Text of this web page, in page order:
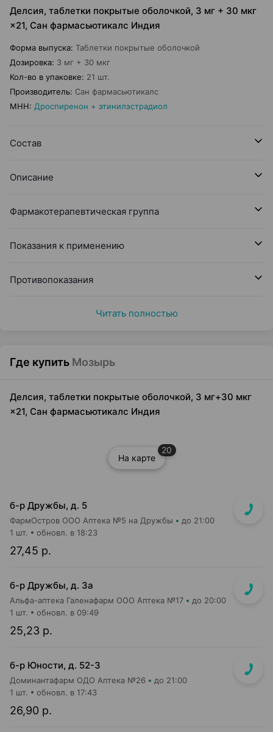
Делсия, таблетки покрытые оболочкой, 3 мг + 30 мкг
×21, Сан фармасьютикалс Индия
Форма выпуска: Таблетки покрытые оболочкой
Дозировка: 3 мг + 30 мкг
Кол-во в упаковке: 21 шт.
Производитель: Сан фармасьютикалс
МНН: Дроспиренон + этинилэстрадиол
Состав
Описание
Фармакотерапевтическая группа
Показания к применению
Противопоказания
Читать полностью
Где купить Мозырь
Делсия, таблетки покрытые оболочкой, 3 мг+30 мкг
×21, Сан фармасьютикалс Индия
На карте
20
б-р Дружбы, д. 5
ФармОстров ООО Аптека №5 на Дружбы до 21:00
27,45 р.
1 шт. обновл. в 18:23
б-р Дружбы, д. 3а
Альфа-аптека Галенафарм ООО Аптека №17 до 20:00
25,23 р.
1 шт. обновл. в 09:49
б-р Юности, д. 52-3
Доминантафарм ОДО Аптека №26 до 21:00
26,90 р.
1 шт. обновл. в 17:43